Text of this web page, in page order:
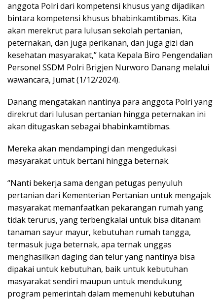
anggota Polri dari kompetensi khusus yang dijadikan
bintara kompetensi khusus bhabinkamtibmas. Kita
akan merekrut para lulusan sekolah pertanian,
peternakan, dan juga perikanan, dan juga gizi dan
kesehatan masyarakat,” kata Kepala Biro Pengendalian
Personel SSDM Polri Brigjen Nurworo Danang melalui
wawancara, Jumat (1/12/2024).
Danang mengatakan nantinya para anggota Polri yang
direkrut dari lulusan pertanian hingga peternakan ini
akan ditugaskan sebagai bhabinkamtibmas.
Mereka akan mendampingi dan mengedukasi
masyarakat untuk bertani hingga beternak.
“Nanti bekerja sama dengan petugas penyuluh
pertanian dari Kementerian Pertanian untuk mengajak
masyarakat memanfaatkan pekarangan rumah yang
tidak terurus, yang terbengkalai untuk bisa ditanam
tanaman sayur mayur, kebutuhan rumah tangga,
termasuk juga beternak, apa ternak unggas
menghasilkan daging dan telur yang nantinya bisa
dipakai untuk kebutuhan, baik untuk kebutuhan
masyarakat sendiri maupun untuk mendukung
program pemerintah dalam memenuhi kebutuhan